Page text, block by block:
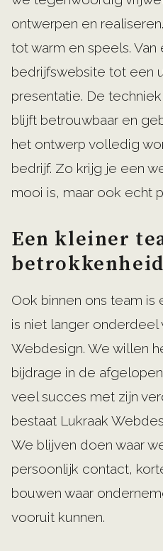
ontwerpen en
tot warm en speels.
bedrijfswebsite tot een
presentatie. De
blijft betrouwbaar en
het ontwerp volledig
bedrijf. Zo krijg je een
mooi is, maar ook echt
Een kleiner
betrokkenheid
Ook binnen ons team is
is niet langer onderdeel
Webdesign. We willen
bijdrage in de
veel succes met zijn
bestaat Lukraak
We blijven doen waar
persoonlijk contact,
bouwen waar
vooruit kunnen.